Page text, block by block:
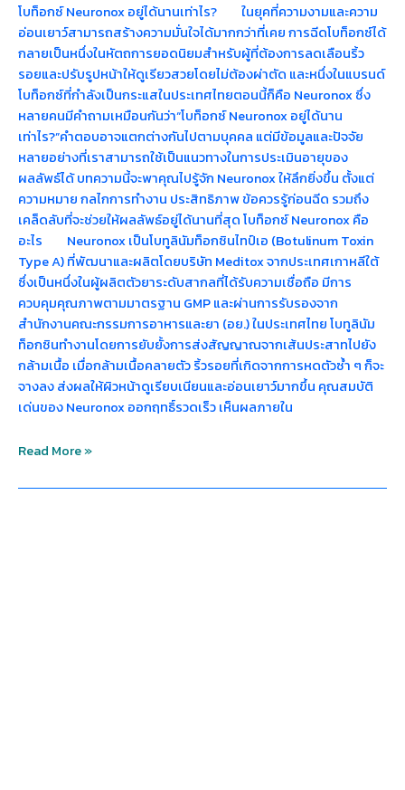
โบท็อกซ์ Neuronox อยู่ได้นานเท่าไร? ในยุคที่ความงามและความ
อ่อนเยาว์สามารถสร้างความมั่นใจได้มากกว่าที่เคย การฉีดโบท็อกซ์ได้
กลายเป็นหนึ่งในหัตถการยอดนิยมสำหรับผู้ที่ต้องการลดเลือนริ้ว
รอยและปรับรูปหน้าให้ดูเรียวสวยโดยไม่ต้องผ่าตัด และหนึ่งในแบรนด์
โบท็อกซ์ที่กำลังเป็นกระแสในประเทศไทยตอนนี้ก็คือ Neuronox ซึ่ง
หลายคนมีคำถามเหมือนกันว่า“โบท็อกซ์ Neuronox อยู่ได้นาน
เท่าไร?”คำตอบอาจแตกต่างกันไปตามบุคคล แต่มีข้อมูลและปัจจัย
หลายอย่างที่เราสามารถใช้เป็นแนวทางในการประเมินอายุของ
ผลลัพธ์ได้ บทความนี้จะพาคุณไปรู้จัก Neuronox ให้ลึกยิ่งขึ้น ตั้งแต่
ความหมาย กลไกการทำงาน ประสิทธิภาพ ข้อควรรู้ก่อนฉีด รวมถึง
เคล็ดลับที่จะช่วยให้ผลลัพธ์อยู่ได้นานที่สุด โบท็อกซ์ Neuronox คือ
อะไร Neuronox เป็นโบทูลินัมท็อกซินไทป์เอ (Botulinum Toxin
Type A) ที่พัฒนาและผลิตโดยบริษัท Meditox จากประเทศเกาหลีใต้
ซึ่งเป็นหนึ่งในผู้ผลิตตัวยาระดับสากลที่ได้รับความเชื่อถือ มีการ
ควบคุมคุณภาพตามมาตรฐาน GMP และผ่านการรับรองจาก
สำนักงานคณะกรรมการอาหารและยา (อย.) ในประเทศไทย โบทูลินัม
ท็อกซินทำงานโดยการยับยั้งการส่งสัญญาณจากเส้นประสาทไปยัง
กล้ามเนื้อ เมื่อกล้ามเนื้อคลายตัว ริ้วรอยที่เกิดจากการหดตัวซ้ำ ๆ ก็จะ
จางลง ส่งผลให้ผิวหน้าดูเรียบเนียนและอ่อนเยาว์มากขึ้น คุณสมบัติ
เด่นของ Neuronox ออกฤทธิ์รวดเร็ว เห็นผลภายใน
Read More »